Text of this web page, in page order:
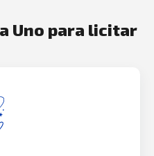
Uno para licitar